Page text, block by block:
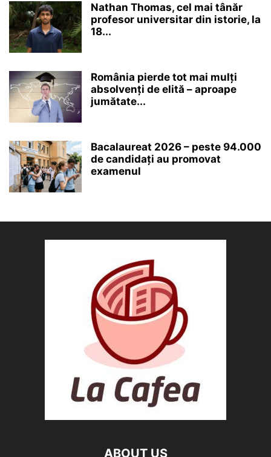
Nathan Thomas, cel mai tânăr
profesor universitar din istorie, la
18...
România pierde tot mai mulți
absolvenți de elită – aproape
jumătate...
Bacalaureat 2026 – peste 94.000
de candidați au promovat
examenul
ABOUT US